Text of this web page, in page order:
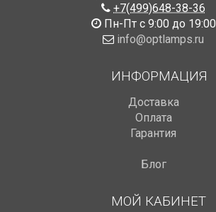
+7(499)648-38-36
Пн-Пт с 9:00 до 19:00
info@optlamps.ru
ИНФОРМАЦИЯ
Доставка
Оплата
Гарантия
Блог
МОЙ КАБИНЕТ